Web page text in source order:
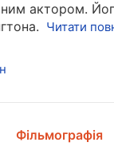
актором.
Читати
Фільмографія